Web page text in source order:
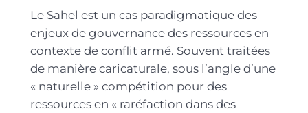
Le Sahel est un cas paradigmatique des
enjeux de gouvernance des ressources en
contexte de conflit armé. Souvent traitées
de manière caricaturale, sous l’angle d’une
« naturelle » compétition pour des
ressources en « raréfaction dans des